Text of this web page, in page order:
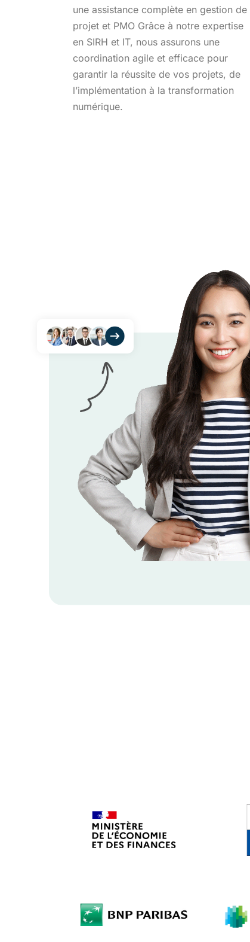
une assistance complète en gestion de
projet et PMO Grâce à notre expertise
en SIRH et IT, nous assurons une
coordination agile et efficace pour
garantir la réussite de vos projets, de
l’implémentation à la transformation
numérique.